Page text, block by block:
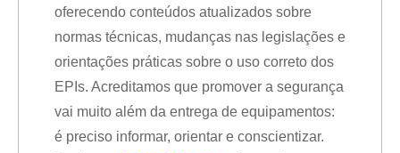
oferecendo conteúdos atualizados sobre
normas técnicas, mudanças nas legislações e
orientações práticas sobre o uso correto dos
EPIs. Acreditamos que promover a segurança
vai muito além da entrega de equipamentos:
é preciso informar, orientar e conscientizar.